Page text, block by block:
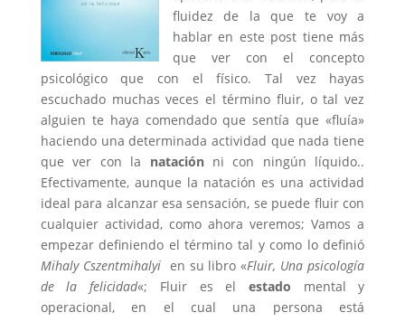
fluidez de la que te voy a
hablar en este post tiene más
que ver con el concepto
psicológico que con el físico. Tal vez hayas
escuchado muchas veces el término fluir, o tal vez
alguien te haya comendado que sentía que «fluía»
haciendo una determinada actividad que nada tiene
que ver con la nataciónni con ningún líquido..
Efectivamente, aunque la natación es una actividad
ideal para alcanzar esa sensación, se puede fluir con
cualquier actividad, como ahora veremos; Vamos a
empezar definiendo el término tal y como lo definió
Mihaly Cszentmihalyien su libro «Fluir, Una psicología
de la felicidad«; Fluir es el estado mental y
operacional, en el cual una persona está